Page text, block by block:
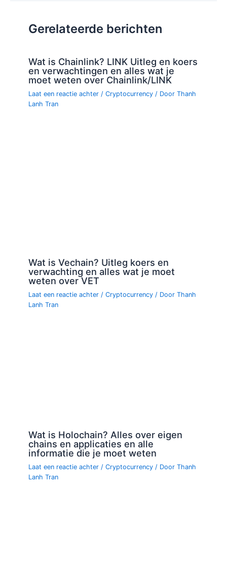
Gerelateerde berichten
Wat is Chainlink? LINK Uitleg en koers
en verwachtingen en alles wat je
moet weten over Chainlink/LINK
Laat een reactie achter /Cryptocurrency / DoorThanh
Lanh Tran
Wat is Vechain? Uitleg koers en
verwachting en alles wat je moet
weten over VET
Laat een reactie achter /Cryptocurrency / DoorThanh
Lanh Tran
Wat is Holochain? Alles over eigen
chains en applicaties en alle
informatie die je moet weten
Laat een reactie achter /Cryptocurrency / DoorThanh
Lanh Tran